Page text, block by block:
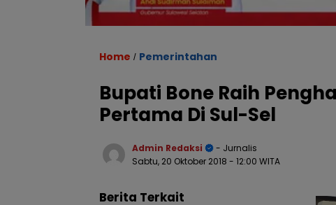
Home / Pemerintahan
Bupati Bone Raih
Pertama Di Sul-Sel
Admin Redaksi
- Jurnalis
Sabtu, 20 Oktober 2018 - 12:00 WITA
Berita Terkait